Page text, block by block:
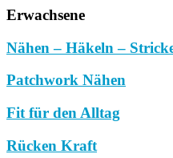
Erwachsene
Nähen – Häkeln –
Patchwork Nähen
Fit für den Alltag
Rücken Kraft